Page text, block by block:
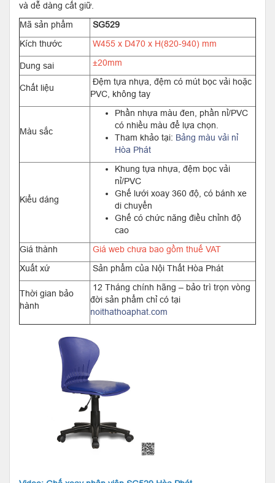
và dễ dàng cất giữ.
Mã sản phẩm
SG529
Kích thước
W455 x D470 x H(820-940) mm
Dung sai ±20mm
Chất liệu
Đệm tựa nhựa, đệm có mút bọc vải hoặc
PVC, không tay
Màu sắc
Phần nhựa màu đen, phần nỉ/PVC
có nhiều màu để lựa chọn.
Tham khảo tại: Bảng màu vải nỉ
Hòa Phát
Kiểu dáng
Khung tựa nhựa, đệm bọc vải
nỉ/PVC
Ghế lưới xoay 360 độ, có bánh xe
di chuyển
Ghế có chức năng điều chỉnh độ
cao
Giá thành
Giá web chưa bao gồm thuế VAT
Xuất xứ
Sản phẩm của Nội Thất Hòa Phát
Thời gian bảo
hành
12 Tháng chính hãng – bảo trì trọn vòng
đời sản phẩm chỉ có tại
noithathoaphat.com